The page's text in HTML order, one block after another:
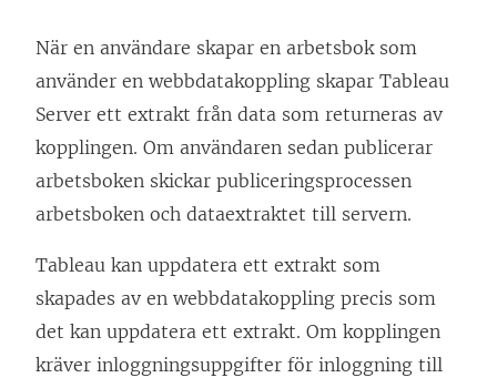
När en användare skapar en arbetsbok som
använder en webbdatakoppling skapar Tableau
Server ett extrakt från data som returneras av
kopplingen. Om användaren sedan publicerar
arbetsboken skickar publiceringsprocessen
arbetsboken och dataextraktet till servern.
Tableau kan uppdatera ett extrakt som
skapades av en webbdatakoppling precis som
det kan uppdatera ett extrakt. Om kopplingen
kräver inloggningsuppgifter för inloggning till